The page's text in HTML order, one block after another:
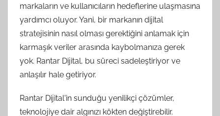
markaların ve kullanıcıların hedeflerine ulaşmasına
yardımcı oluyor. Yani, bir markanın dijital
stratejisinin nasıl olması gerektiğini anlamak için
karmaşık veriler arasında kaybolmanıza gerek
yok. Rantar Dijital, bu süreci sadeleştiriyor ve
anlaşılır hale getiriyor.
Rantar Dijital'in sunduğu yenilikçi çözümler,
teknolojiye dair algınızı kökten değiştirebilir.